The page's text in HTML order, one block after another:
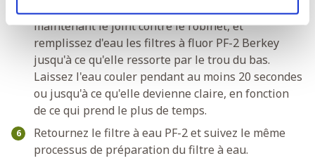
Ouvrez lentement le robinet d'eau froide tout en
maintenant le joint contre le robinet, et
remplissez d'eau les filtres à fluor PF-2 Berkey
jusqu'à ce qu'elle ressorte par le trou du bas.
Laissez l'eau couler pendant au moins 20 secondes
ou jusqu'à ce qu'elle devienne claire, en fonction
de ce qui prend le plus de temps.
Retournez le filtre à eau PF-2 et suivez le même
processus de préparation du filtre à eau.